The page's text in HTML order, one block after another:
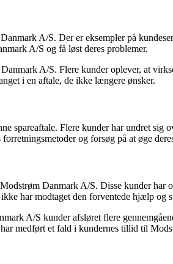
A/S. Der er eksempler på
A/S og få løst deres problemer.
A/S. Flere kunder oplever, at
i en aftale, de ikke længere ønsker.
spareaftale. Flere kunder har undret
og forsøg på at øge
Danmark A/S. Disse kunder
har modtaget den forventede hjælp og
A/S kunder afsløret flere
medført et fald i kundernes tillid til